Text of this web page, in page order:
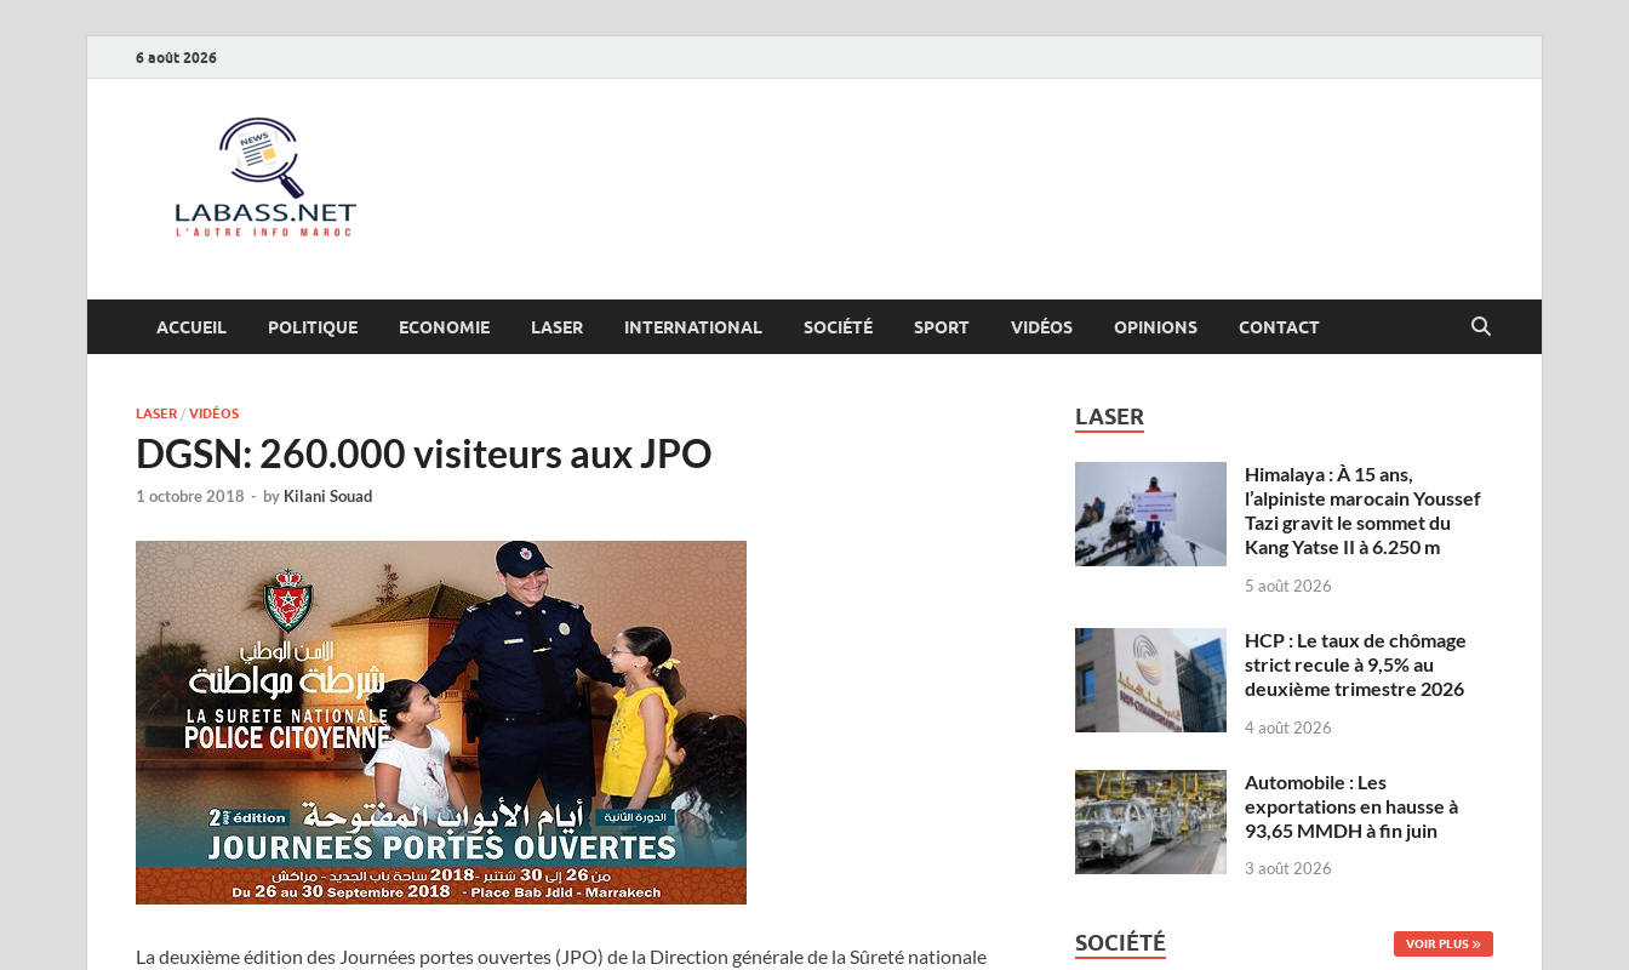
6 août 2026
ACCUEIL POLITIQUE ECONOMIE LASER INTERNATIONAL SOCIÉTÉ SPORT VIDÉOS OPINIONS CONTACT
LASER / VIDÉOS
DGSN: 260.000 visiteurs aux JPO
1 octobre 2018 - by Kilani Souad
La deuxième édition des Journées portes ouvertes (JPO) de la Direction générale de la Sûreté nationale
LASER
Himalaya : À 15 ans,
l’alpiniste marocain Youssef
Tazi gravit le sommet du
Kang Yatse II à 6.250 m
5 août 2026
HCP : Le taux de chômage
strict recule à 9,5% au
deuxième trimestre 2026
4 août 2026
Automobile : Les
exportations en hausse à
93,65 MMDH à fin juin
3 août 2026
SOCIÉTÉ VOIR PLUS